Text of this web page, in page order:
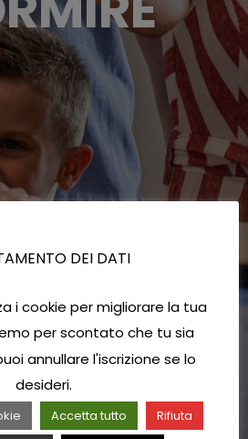
DEI DATI
i cookie per migliorare la tua
per scontato che tu sia
annullare l'iscrizione se lo
desideri.
Accetta tutto
Rifiuta